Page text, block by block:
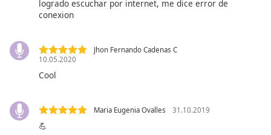
subtitles
Audio
in-
Picture
Fullscreen
logrado escuchar por internet, me dice error de
conexion
Jhon Fernando Cadenas C
10.05.2020
Cool
Maria Eugenia Ovalles 31.10.2019
💪